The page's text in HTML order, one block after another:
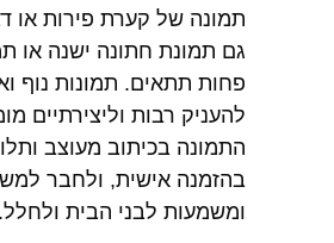
תמונה של קערת פירות או
גם תמונת חתונה ישנה או
פחות תתאים. תמונות נוף
להעניק רבות וליצירתיים
התמונה בכיתוב מעוצב
בהזמנה אישית, ולחבר
ומשמעות לבני הבית ולחלל.